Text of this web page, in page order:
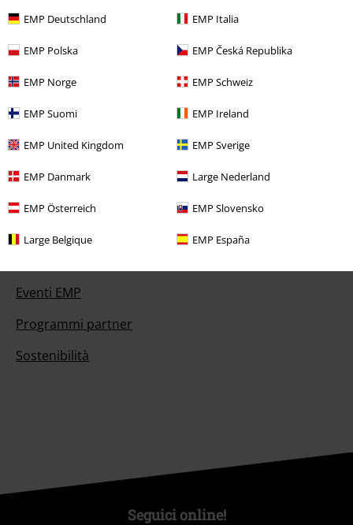
EMP Deutschland EMP Italia
EMP Polska EMP Česká Republika
EMP Norge EMP Schweiz
EMP Suomi EMP Ireland
EMP United Kingdom EMP Sverige
EMP Danmark Large Nederland
EMP Österreich EMP Slovensko
Large Belgique EMP España
Offerte per te
Concorsi
Regala un buono EMP
Sconto EMP per studenti
EMP Backstage Club
Eventi EMP
Programmi partner
Sostenibilità
Seguici online!